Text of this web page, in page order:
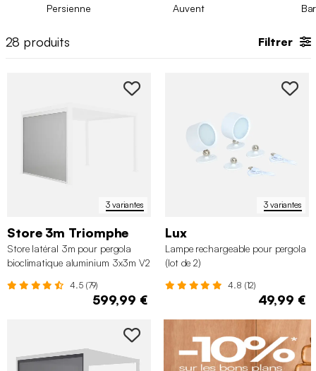
vivre, modulable selon la météo et vos envies.
Persienne Auvent Bar
28 produits Filtrer
3 variantes
Store 3m Triomphe
Store latéral 3m pour pergola
bioclimatique aluminium 3x3m V2
4.5 (79)
599,99 €
3 variantes
Lux
Lampe rechargeable pour pergola
(lot de 2)
4.8 (12)
49,99 €